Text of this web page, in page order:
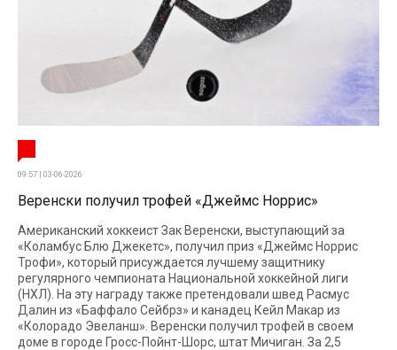
09:57 | 03-06-2026
Веренски получил трофей «Джеймс Норрис»
Американский хоккеист Зак Веренски, выступающий за
«Коламбус Блю Джекетс», получил приз «Джеймс Норрис
Трофи», который присуждается лучшему защитнику
регулярного чемпионата Национальной хоккейной лиги
(НХЛ). На эту награду также претендовали швед Расмус
Далин из «Баффало Сейбрз» и канадец Кейл Макар из
«Колорадо Эвеланш». Веренски получил трофей в своем
доме в городе Гросс-Пойнт-Шорс, штат Мичиган. За 2,5